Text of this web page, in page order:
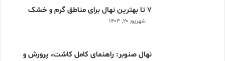
۷ تا بهترین نهال برای مناطق گرم و خشک
شهریور ۲۰, ۱۴۰۳
نهال صنوبر: راهنمای کامل کاشت، پرورش و